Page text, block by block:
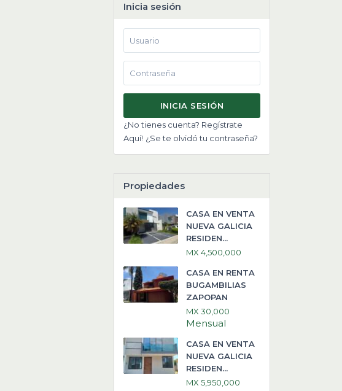
Inicia sesión
INICIA SESIÓN
¿No tienes cuenta? Regístrate
Aquí! ¿Se te olvidó tu contraseña?
Propiedades
CASA EN VENTA
NUEVA GALICIA
RESIDEN...
MX 4,500,000
CASA EN RENTA
BUGAMBILIAS
ZAPOPAN
MX 30,000
Mensual
CASA EN VENTA
NUEVA GALICIA
RESIDEN...
MX 5,950,000